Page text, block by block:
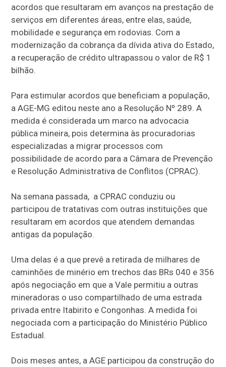
acordos que resultaram em avanços na prestação de
serviços em diferentes áreas, entre elas, saúde,
mobilidade e segurança em rodovias. Com a
modernização da cobrança da dívida ativa do Estado,
a recuperação de crédito ultrapassou o valor de R$ 1
bilhão.
Para estimular acordos que beneficiam a população,
a AGE-MG editou neste ano a Resolução Nº 289. A
medida é considerada um marco na advocacia
pública mineira, pois determina às procuradorias
especializadas a migrar processos com
possibilidade de acordo para a Câmara de Prevenção
e Resolução Administrativa de Conflitos (CPRAC).
Na semana passada, a CPRAC conduziu ou
participou de tratativas com outras instituições que
resultaram em acordos que atendem demandas
antigas da população.
Uma delas é a que prevê a retirada de milhares de
caminhões de minério em trechos das BRs 040 e 356
após negociação em que a Vale permitiu a outras
mineradoras o uso compartilhado de uma estrada
privada entre Itabirito e Congonhas. A medida foi
negociada com a participação do Ministério Público
Estadual.
Dois meses antes, a AGE participou da construção do